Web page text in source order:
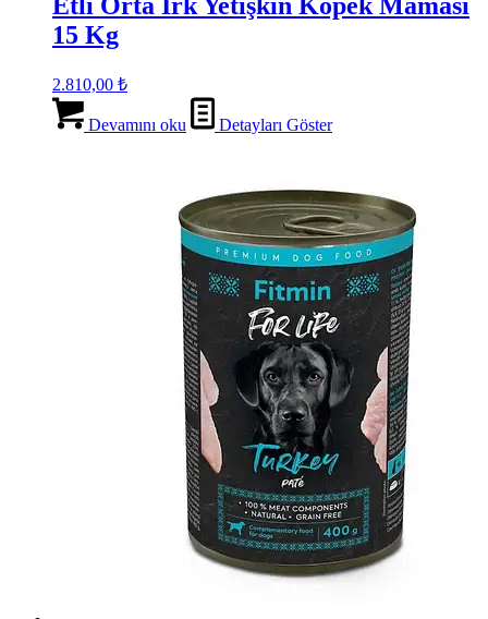
15 Kg
2.810,00 ₺
Devamını oku Detayları Göster